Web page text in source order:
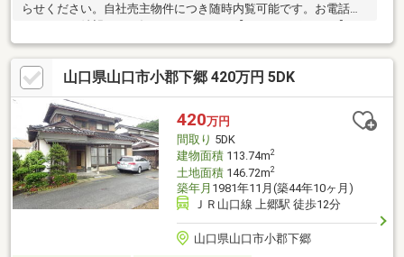
らせください。自社売主物件につき随時内覧可能です。お電話か
本物件は条件により住宅ローン減税が適用されます。・シロアリ
防除工事施工後5年間保証。・お客様に合わせたローンの組み方や
金融機関をご提案。住宅ローンが初めての方でもお気軽にご相談
ください。
山口県山口市小郡下郷 420万円 5DK
420万円
間取り 5DK
建物面積113.74m2
土地面積146.72m2
築年月 1981年11月(築44年10ヶ月)
ＪＲ山口線 上郷駅 徒歩12分
山口県山口市小郡下郷